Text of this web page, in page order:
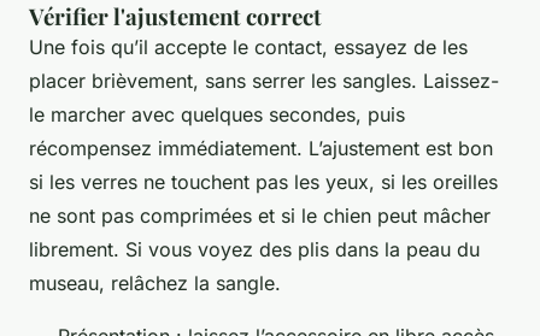
Vérifier l'ajustement correct
Une fois qu’il accepte le contact, essayez de les
placer brièvement, sans serrer les sangles. Laissez-
le marcher avec quelques secondes, puis
récompensez immédiatement. L’ajustement est bon
si les verres ne touchent pas les yeux, si les oreilles
ne sont pas comprimées et si le chien peut mâcher
librement. Si vous voyez des plis dans la peau du
museau, relâchez la sangle.